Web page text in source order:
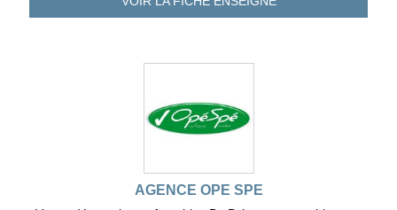
AGENCE OPE SPE